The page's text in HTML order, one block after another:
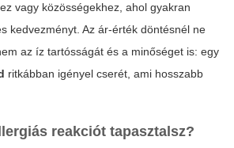
vagy közösségekhez, ahol gyakran
kedvezményt. Az ár-érték döntésnél ne
az íz tartósságát és a minőséget is: egy
ritkábban igényel cserét, ami hosszabb
reakciót tapasztalsz?